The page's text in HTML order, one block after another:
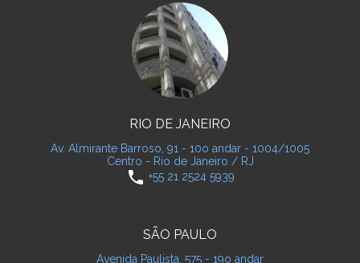
RIO DE JANEIRO
Av. Almirante Barroso, 91 - 10o andar - 1004/1005
Centro - Rio de Janeiro / RJ
phone +55 21 2524 5939
SÃO PAULO
Avenida Paulista, 575 - 19o andar